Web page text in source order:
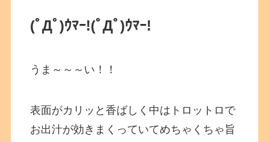
(ﾟДﾟ)ｳﾏｰ!(ﾟДﾟ)ｳﾏｰ!
うま～～～い！！
表面がカリッと香ばしく中はトロットロで
お出汁が効きまくっていてめちゃくちゃ旨